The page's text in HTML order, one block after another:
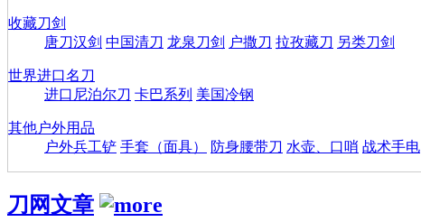
收藏刀剑
唐刀汉剑 中国清刀 龙泉刀剑 户撒刀 拉孜藏刀 另类刀剑
世界进口名刀
进口尼泊尔刀 卡巴系列 美国冷钢
其他户外用品
户外兵工铲 手套（面具） 防身腰带刀 水壶、口哨 战术手电
刀网文章